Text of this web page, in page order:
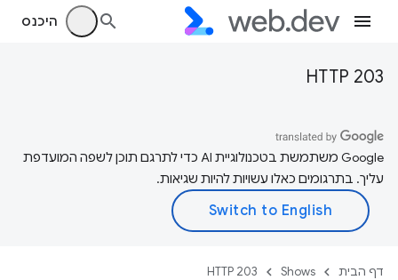
היכנס
HTTP 203
‫Google משתמשת בטכנולוגיית AI כדי לתרגם תוכן לשפה המועדפת
עליך. בתרגומים כאלו עשויות להיות שגיאות.
דף הבית Shows
HTTP 203